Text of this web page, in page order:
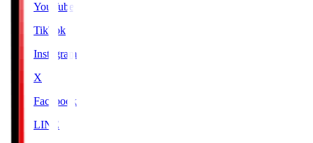
YouTube
TikTok
Instagram
X
Facebook
LINE